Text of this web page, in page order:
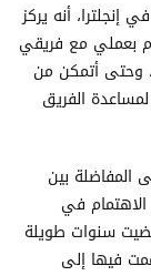
أنه يركز
بعملي مع فريقي
وحتى أتمكن من
الفريق
المفاضلة بين
في
سنوات طويلة
فيها إلى